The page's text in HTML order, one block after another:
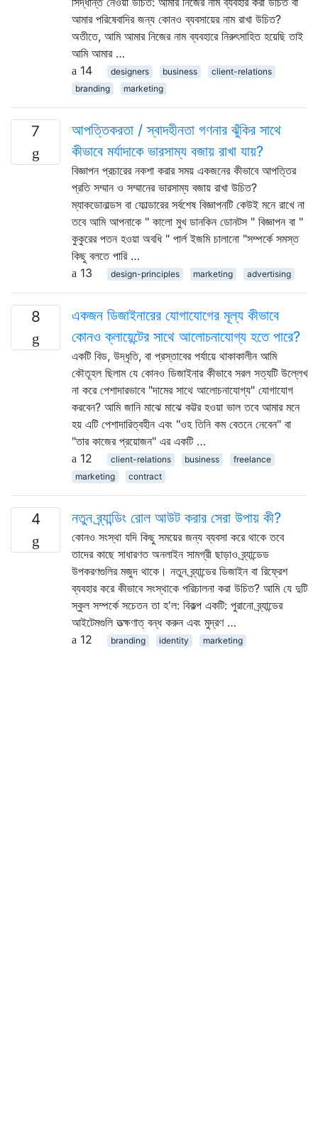
আমার পরিষেবাদির জন্য কোনও ব্যবসায়ের নাম রাখা উচিত?
অতীতে, আমি আমার নিজের নাম ব্যবহারে নিরুৎসাহিত হয়েছি তাই
আমি আমার …
14
designers business
client-relations
branding
marketing
7
আপত্তিকরতা / স্বাদহীনতা গণনার ঝুঁকির সাথে
কীভাবে মর্যাদাকে ভারসাম্য বজায় রাখা যায়?
বিজ্ঞাপন প্রচারের নকশা করার সময় একজনের কীভাবে আপত্তির
প্রতি সম্মান ও সম্মানের ভারসাম্য বজায় রাখা উচিত?
ম্যাকডোনাল্ডস বা ফোল্ডারের সর্বশেষ বিজ্ঞাপনটি কেউই মনে রাখে না
তবে আমি আপনাকে " কালো মুখ ডানকিন ডোনটস " বিজ্ঞাপন বা "
কুকুরের পতন হওয়া অবধি " পার্ল ইজমি চালানো "সম্পর্কে সমস্ত
কিছু বলতে পারি …
13
design-principles marketing advertising
8
একজন ডিজাইনারের যোগাযোগের মূল্য কীভাবে
কোনও ক্লায়েন্টের সাথে আলোচনাযোগ্য হতে পারে?
একটি বিড, উদ্ধৃতি, বা প্রস্তাবের পর্যায়ে থাকাকালীন আমি
কৌতূহল ছিলাম যে কোনও ডিজাইনার কীভাবে সরল সত্যটি উল্লেখ
না করে পেশাদারভাবে "দামের সাথে আলোচনাযোগ্য" যোগাযোগ
করবেন? আমি জানি মাঝে মাঝে কট্টর হওয়া ভাল তবে আমার মনে
হয় এটি পেশাদারিত্বহীন এবং "ওহ তিনি কম বেতনে নেবেন" বা
"তার কাজের প্রয়োজন" এর একটি …
12
client-relations business
freelance
marketing
contract
4 নতুন ব্র্যান্ডিং রোল আউট করার সেরা উপায় কী?
কোনও সংস্থা যদি কিছু সময়ের জন্য ব্যবসা করে থাকে তবে
তাদের কাছে সাধারণত অনলাইন সামগ্রী ছাড়াও ব্র্যান্ডেড
উপকরণগুলির মজুদ থাকে। নতুন ব্র্যান্ডের ডিজাইন বা রিফ্রেশ
ব্যবহার করে কীভাবে সংস্থাকে পরিচালনা করা উচিত? আমি যে দুটি
স্কুল সম্পর্কে সচেতন তা হ'ল: বিকল্প একটি: পুরানো ব্র্যান্ডের
আইটেমগুলি তত্ক্ষণাত্ বন্ধ করুন এবং মুদ্রণ …
12
branding identity marketing